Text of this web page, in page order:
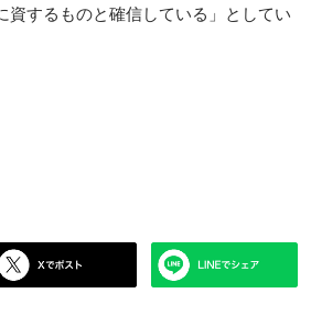
資するものと確信している」としてい